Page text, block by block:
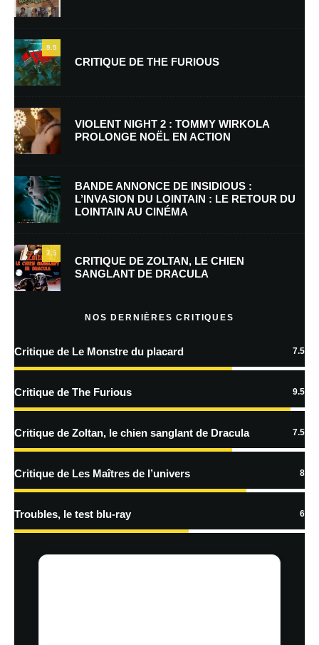
Nom*
E-mail
Enregistrer mon nom, mon e-mail et mon site dans le navigateur pour
mon prochain commentaire.
Prévenez-moi de tous les nouveaux commentaires par e-mail.
Prévenez-moi de tous les nouveaux articles par e-mail.
En savoir
traitées
9.5
CRITIQUE DE THE FURIOUS
VIOLENT NIGHT 2 : TOMMY WIRKOLA
PROLONGE NOËL EN ACTION
BANDE ANNONCE DE INSIDIOUS :
L’INVASION DU LOINTAIN : LE RETOUR DU
LOINTAIN AU CINÉMA
7.5
CRITIQUE DE ZOLTAN, LE CHIEN
SANGLANT DE DRACULA
NOS DERNIÈRES CRITIQUES
Critique de Le Monstre du placard 7.5
Critique de The Furious 9.5
Critique de Zoltan, le chien sanglant de Dracula 7.5
Critique de Les Maîtres de l’univers 8
Troubles, le test blu-ray 6